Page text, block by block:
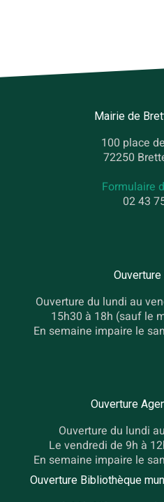
Mairie de
100 place
72250
Formulaire
02 43
Ouverture
Ouverture du lundi au
15h30 à 18h (sauf le
En semaine impaire le
Ouverture
Ouverture du lundi
Le vendredi de 9h à
En semaine impaire le
Ouverture Bibliothèque